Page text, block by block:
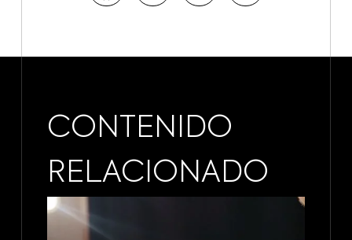
CONTENIDO
RELACIONADO